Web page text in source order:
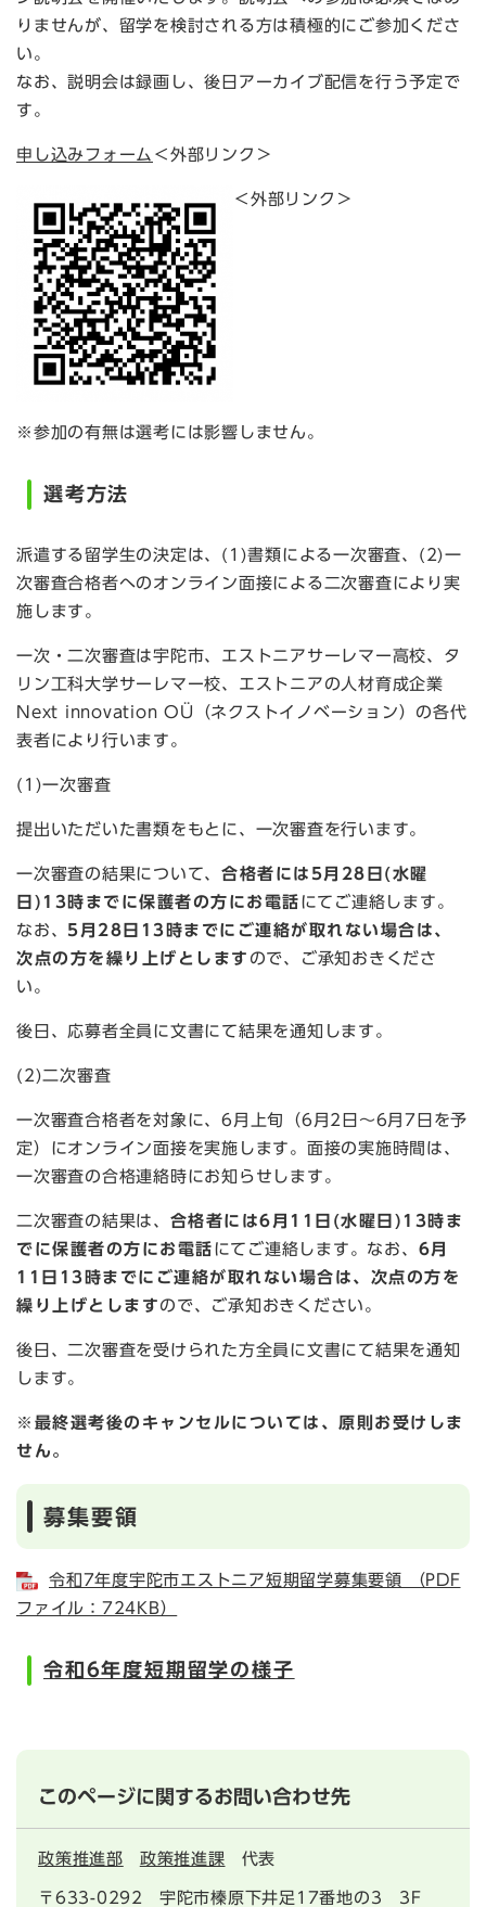
りませんが、留学を検討される方は積極的にご参加くださ
い。
なお、説明会は録画し、後日アーカイブ配信を行う予定で
す。
申し込みフォーム ＜外部リンク＞
＜外部リンク＞
※参加の有無は選考には影響しません。
選考方法
派遣する留学生の決定は、(1)書類による一次審査、(2)一
次審査合格者へのオンライン面接による二次審査により実
施します。
一次・二次審査は宇陀市、エストニアサーレマー高校、タ
リン工科大学サーレマー校、エストニアの人材育成企業
Next innovation OÜ（ネクストイノベーション）の各代
表者により行います。
(1)一次審査
提出いただいた書類をもとに、一次審査を行います。
一次審査の結果について、 合格者には5月28日(水曜
日)13時までに保護者の方にお電話 にてご連絡します。
なお、 5 月28日13時までにご連絡が取れない場合は、
次点の方を繰り上げとします ので、ご承知おきくださ
い。
後日、応募者全員に文書にて結果を通知します。
(2)二次審査
一次審査合格者を対象に、6月上旬（6月2日～6月7日を予
定）にオンライン面接を実施します。面接の実施時間は、
一次審査の合格連絡時にお知らせします。
二次審査の結果は、 合格者には6月11日(水曜日)13時ま
でに保護者の方にお電話 にてご連絡します。なお、 6月
11日13時までにご連絡が取れない場合は、次点の方を
繰り上げとします ので、ご承知おきください。
後日、二次審査を受けられた方全員に文書にて結果を通知
します。
※最終選考後のキャンセルについては、原則お受けしま
せん。
募集要領
令和7年度宇陀市エストニア短期留学募集要領 （PDF
ファイル：724KB）
令和6年度短期留学の様子
このページに関するお問い合わせ先
政策推進部 政策推進課 代表
〒633-0292
宇陀市榛原下井足17番地の3 3F